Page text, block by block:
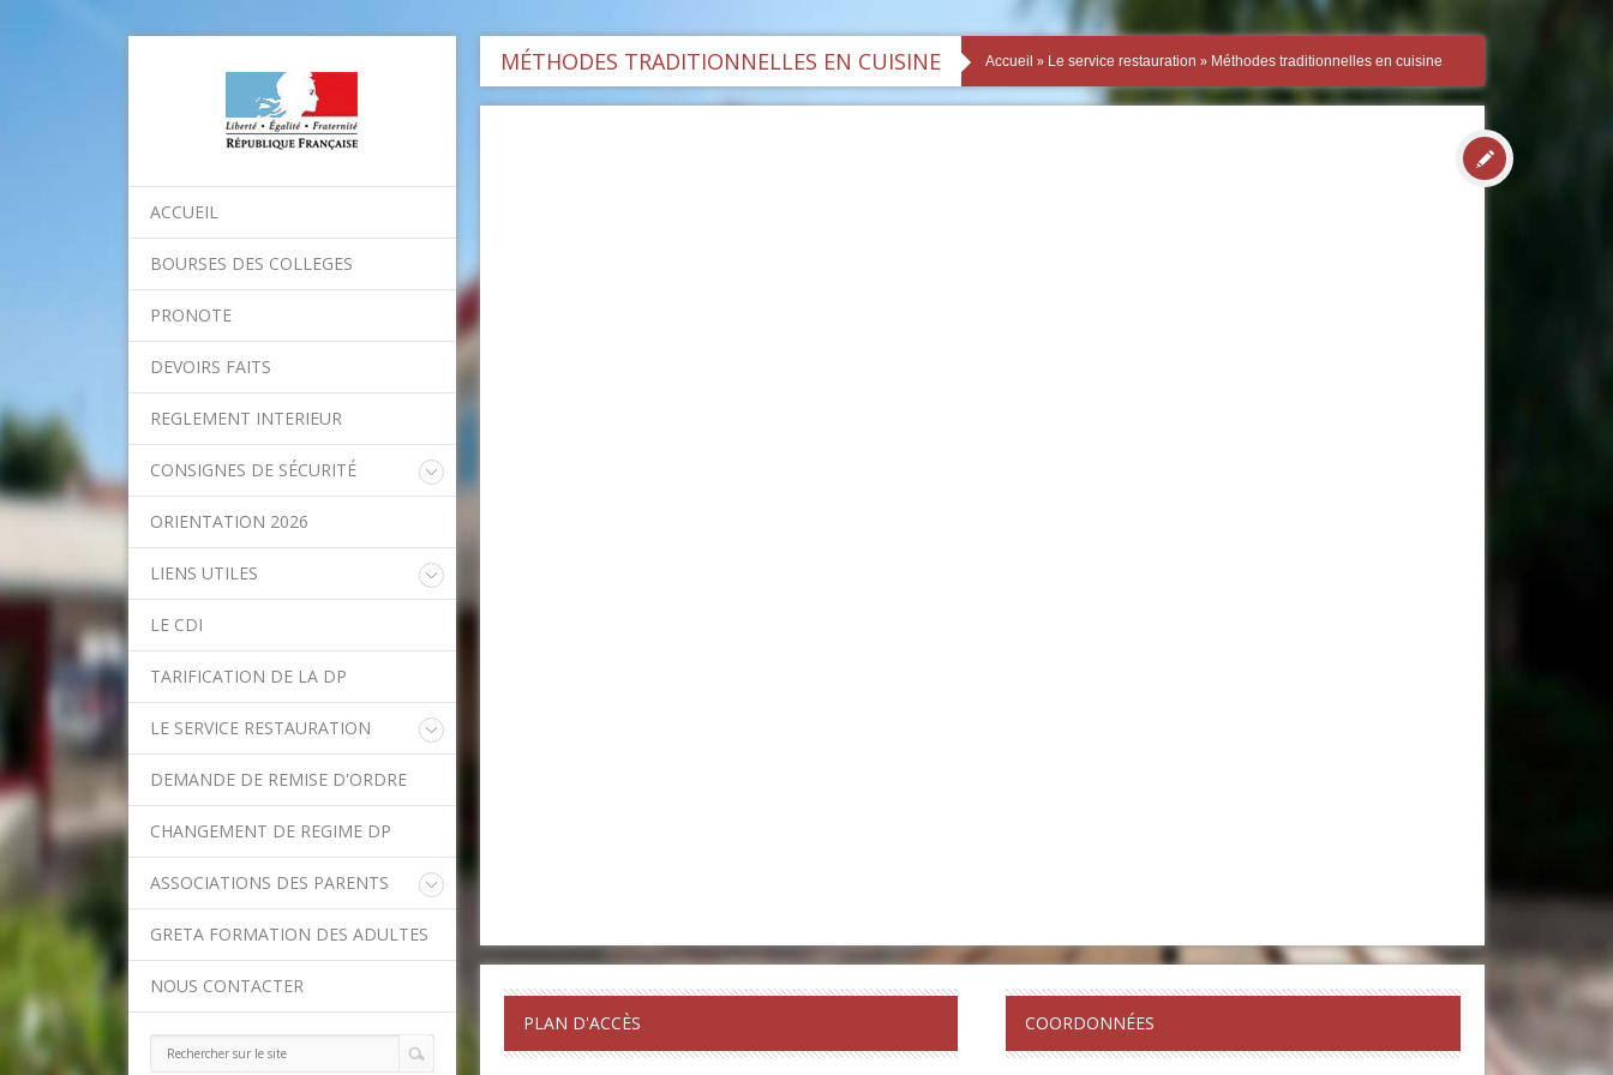
ACCUEIL
BOURSES DES COLLEGES
PRONOTE
DEVOIRS FAITS
REGLEMENT INTERIEUR
CONSIGNES DE SÉCURITÉ
ORIENTATION 2026
LIENS UTILES
Marne
Onisep
Conseil Départemental du Val-de-
Asssitance Ordival
Aides financières du Département
Ministère de l'Education Nationale
Calendrier scolaire
LE CDI
TARIFICATION DE LA DP
LE SERVICE RESTAURATION
DEMANDE DE REMISE D'ORDRE
CHANGEMENT DE REGIME DP
ASSOCIATIONS DES PARENTS
GRETA FORMATION DES ADULTES
NOUS CONTACTER
MÉTHODES TRADITIONNELLES EN CUISINE Accueil » Le service restauration » Méthodes traditionnelles en cuisine
PLAN D'ACCÈS COORDONNÉES